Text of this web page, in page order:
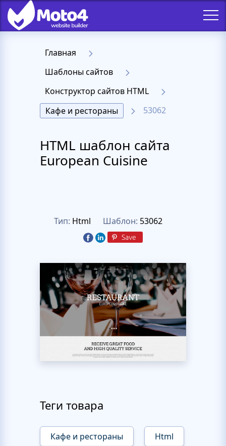
Главная
Шаблоны сайтов
Конструктор сайтов HTML
Кафе и рестораны
53062
HTML шаблон сайта
European Cuisine
Тип: Html Шаблон: 53062
Теги товара
Кафе и рестораны Html